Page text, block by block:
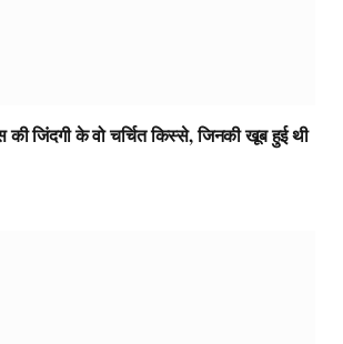
जिंदगी के वो चर्चित किस्से, जिनकी खूब हुई थी